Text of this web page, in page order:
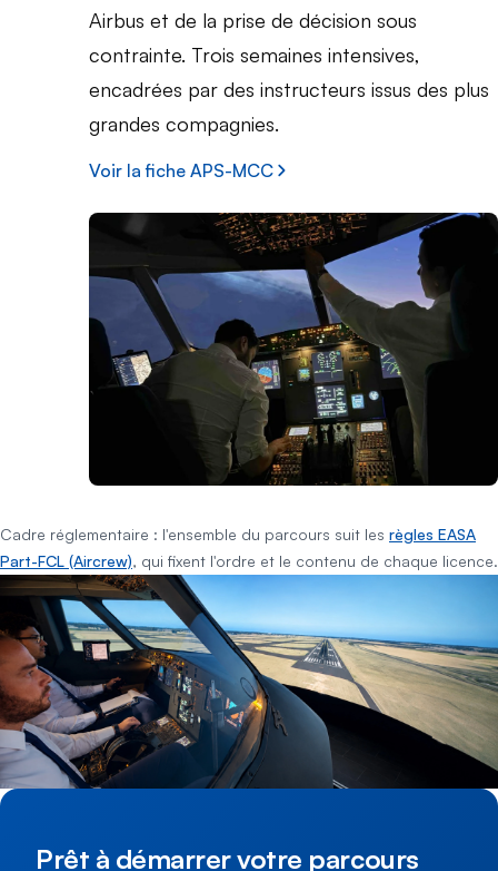
Airbus et de la prise de décision sous
contrainte. Trois semaines intensives,
encadrées par des instructeurs issus des plus
grandes compagnies.
Voir la fiche APS-MCC
Cadre réglementaire : l'ensemble du parcours suit les règles EASA
Part-FCL (Aircrew), qui fixent l'ordre et le contenu de chaque licence.
Prêt à démarrer votre parcours